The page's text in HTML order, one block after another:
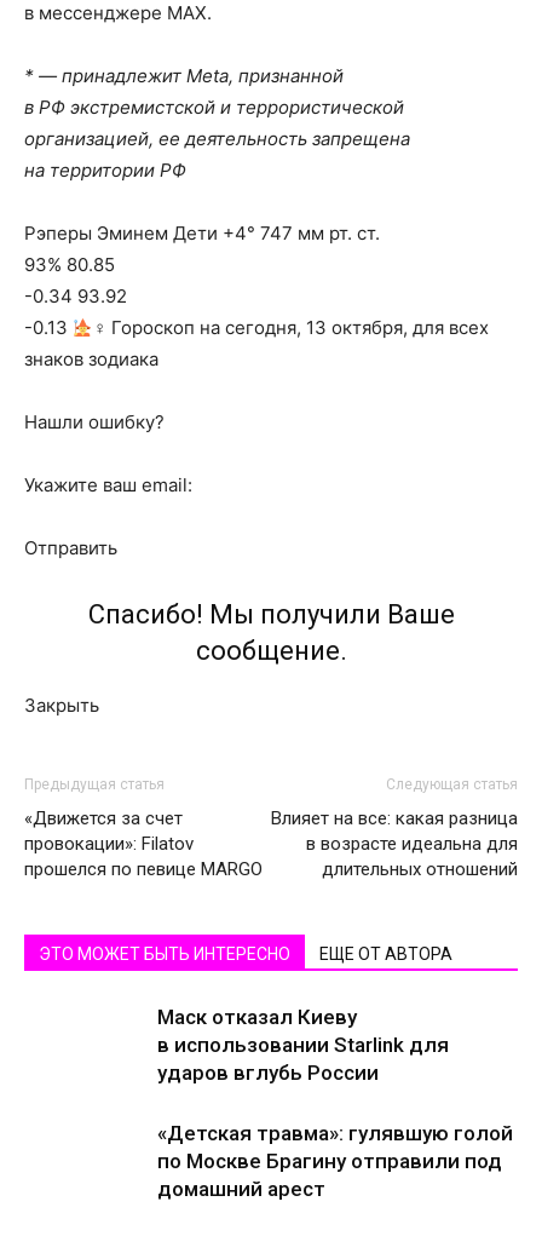
в мессенджере MAX.
* — принадлежит Meta, признанной
в РФ экстремистской и террористической
организацией, ее деятельность запрещена
на территории РФ
Рэперы Эминем Дети +4° 747 мм рт. ст.
93% 80.85
-0.34 93.92
-0.13
‍♀ Гороскоп на сегодня, 13 октября, для всех
знаков зодиака
Нашли ошибку?
Укажите ваш email:
Отправить
Спасибо! Мы получили Ваше
сообщение.
Закрыть
Предыдущая статья
«Движется за счет
провокации»: Filatov
прошелся по певице MARGO
Следующая статья
Влияет на все: какая разница
в возрасте идеальна для
длительных отношений
ЭТО МОЖЕТ БЫТЬ ИНТЕРЕСНО ЕЩЕ ОТ АВТОРА
Маск отказал Киеву
в использовании Starlink для
ударов вглубь России
«Детская травма»: гулявшую голой
по Москве Брагину отправили под
домашний арест